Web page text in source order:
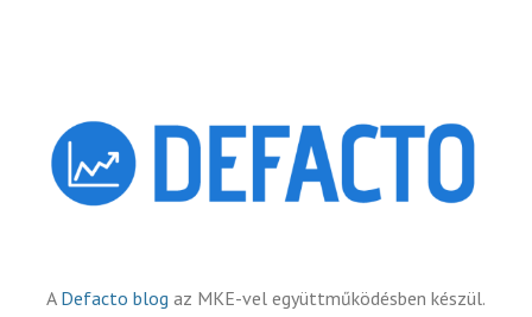
A Defacto blog az MKE-vel együttműködésben készül.